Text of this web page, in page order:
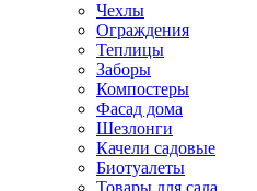
Чехлы
Ограждения
Теплицы
Заборы
Компостеры
Фасад дома
Шезлонги
Качели садовые
Биотуалеты
Товары для сада